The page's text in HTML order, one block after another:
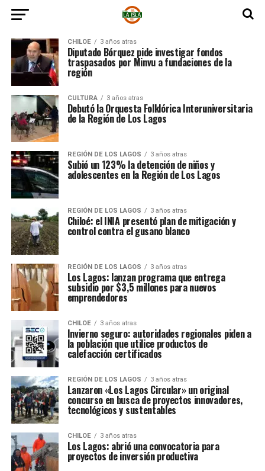
CHILOE 3 años atras
Diputado Bórquez pide investigar fondos
traspasados por Minvu a fundaciones de la
región
CULTURA 3 años atras
Debutó la Orquesta Folklórica Interuniversitaria
de la Región de Los Lagos
REGIÓN DE LOS LAGOS 3 años atras
Subió un 123% la detención de niños y
adolescentes en la Región de Los Lagos
REGIÓN DE LOS LAGOS 3 años atras
Chiloé: el INIA presentó plan de mitigación y
control contra el gusano blanco
REGIÓN DE LOS LAGOS 3 años atras
Los Lagos: lanzan programa que entrega
subsidio por $3,5 millones para nuevos
emprendedores
CHILOE 3 años atras
Invierno seguro: autoridades regionales piden a
la población que utilice productos de
calefacción certificados
REGIÓN DE LOS LAGOS 3 años atras
Lanzaron «Los Lagos Circular» un original
concurso en busca de proyectos innovadores,
tecnológicos y sustentables
CHILOE 3 años atras
Los Lagos: abrió una convocatoria para
proyectos de inversión productiva